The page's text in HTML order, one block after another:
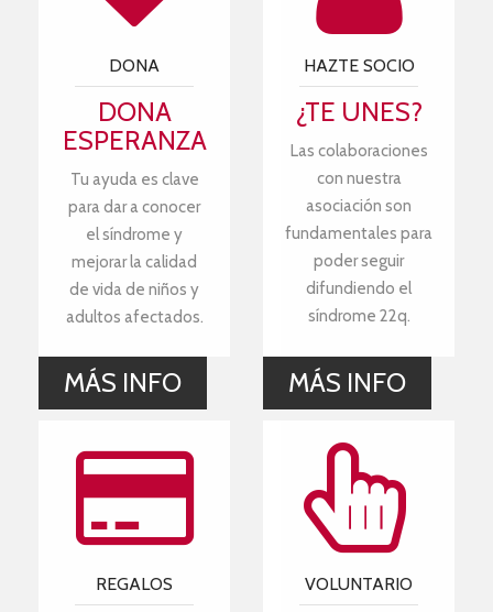
DONA
DONA
ESPERANZA
Tu ayuda es clave
para dar a conocer
el síndrome y
mejorar la calidad
de vida de niños y
adultos afectados.
MÁS INFO
HAZTE SOCIO
¿TE UNES?
Las colaboraciones
con nuestra
asociación son
fundamentales para
poder seguir
difundiendo el
síndrome 22q.
MÁS INFO
REGALOS VOLUNTARIO